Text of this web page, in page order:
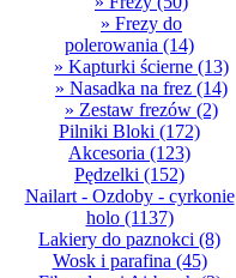
» Frezy do
polerowania (14)
» Kapturki ścierne (13)
» Nasadka na frez (14)
» Zestaw frezów (2)
Pilniki Bloki (172)
Akcesoria (123)
Pędzelki (152)
Nailart - Ozdoby - cyrkonie
holo(1137)
Lakiery do paznokci (8)
Wosk i parafina (45)